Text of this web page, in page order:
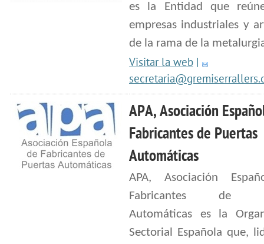
es la Entidad que
empresas industriales y
de la rama de la
Visitar la web |
APA, Asociación
Fabricantes de Puertas
Automáticas
APA, Asociación
Fabricantes de
Automáticas es la
Sectorial Española que,